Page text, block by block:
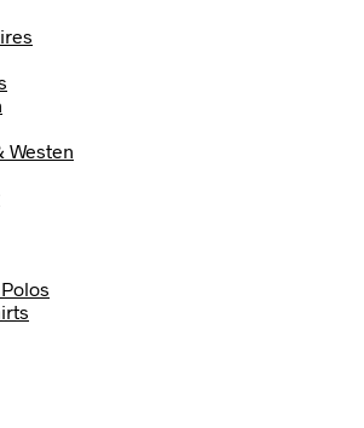
Westen